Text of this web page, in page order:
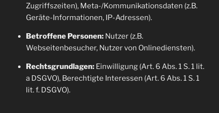
Zugriffszeiten), Meta-/Kommunikationsdaten (z.B.
Geräte-Informationen, IP-Adressen).
Betroffene Personen:Nutzer (z.B.
Webseitenbesucher, Nutzer von Onlinediensten).
Rechtsgrundlagen:Einwilligung (Art. 6 Abs. 1 S. 1 lit.
a DSGVO), Berechtigte Interessen (Art. 6 Abs. 1 S. 1
lit. f. DSGVO).